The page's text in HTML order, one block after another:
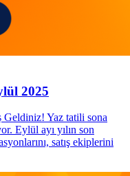
2025
Yaz tatili sona
Eylül ayı yılın son
satış ekiplerini